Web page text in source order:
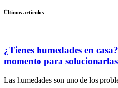
Últimos artículos
¿Tienes humedades en
momento para solucionarlas
Las humedades son uno de los